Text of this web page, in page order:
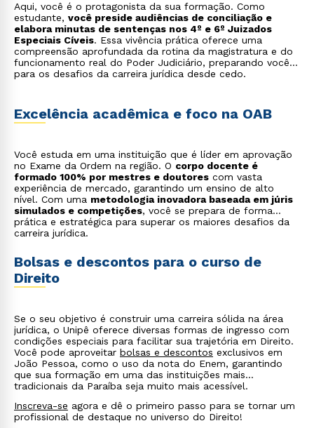
Aqui, você é o protagonista da sua formação. Como
estudante, você preside audiências de conciliação e
elabora minutas de sentenças nos 4º e 6º Juizados
Especiais Cíveis. Essa vivência prática oferece uma
compreensão aprofundada da rotina da magistratura e do
funcionamento real do Poder Judiciário, preparando você
para os desafios da carreira jurídica desde cedo.
Excelência acadêmica e foco na OAB
Você estuda em uma instituição que é líder em aprovação
no Exame da Ordem na região. O corpo docente é
formado 100% por mestres e doutores com vasta
experiência de mercado, garantindo um ensino de alto
nível. Com uma metodologia inovadora baseada em júris
simulados e competições, você se prepara de forma
prática e estratégica para superar os maiores desafios da
carreira jurídica.
Bolsas e descontos para o curso de
Direito
Se o seu objetivo é construir uma carreira sólida na área
jurídica, o Unipê oferece diversas formas de ingresso com
condições especiais para facilitar sua trajetória em Direito.
Você pode aproveitar bolsas e descontos exclusivos em
João Pessoa, como o uso da nota do Enem, garantindo
que sua formação em uma das instituições mais
tradicionais da Paraíba seja muito mais acessível.
Inscreva-se agora e dê o primeiro passo para se tornar um
profissional de destaque no universo do Direito!